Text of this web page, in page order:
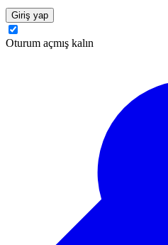
Giriş yap
Oturum açmış kalın